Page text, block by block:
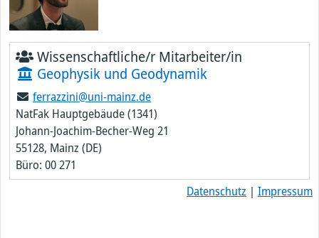
Wissenschaftliche/r Mitarbeiter/in
Geophysik und Geodynamik
ferrazzini@uni-mainz.de
NatFak Hauptgebäude (1341)
Johann-Joachim-Becher-Weg 21
55128, Mainz (DE)
Büro: 00 271
Datenschutz | Impressum